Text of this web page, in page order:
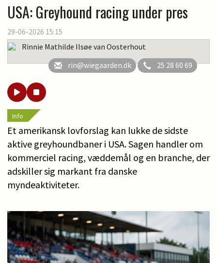
USA: Greyhound racing under pres
29-06-2026 15:15
Rinnie Mathilde Ilsøe van Oosterhout
rin@wiegaarden.dk
25 28 60 69
Info
Et amerikansk lovforslag kan lukke de sidste
aktive greyhoundbaner i USA. Sagen handler om
kommerciel racing, væddemål og en branche, der
adskiller sig markant fra danske
myndeaktiviteter.